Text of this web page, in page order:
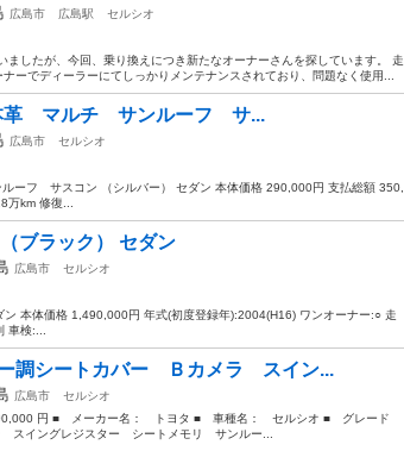
広島市 広島駅
セルシオ
したが、今回、乗り換えにつき新たなオーナーさんを探しています。 走
ーでディーラーにてしっかりメンテナンスされており、問題なく使用...
革 マルチ サンルーフ サ...
広島市
セルシオ
フ サスコン （シルバー） セダン 本体価格 290,000円 支払総額 350,
km 修復...
ブラック） セダン
広島市
セルシオ
本体価格 1,490,000円 年式(初度登録年):2004(H16) ワンオーナー:○ 走
車検:...
調シートカバー Ｂカメラ スイン...
広島市
セルシオ
円 ■ メーカー名： トヨタ ■ 車種名： セルシオ ■ グレード
イングレジスター シートメモリ サンルー...